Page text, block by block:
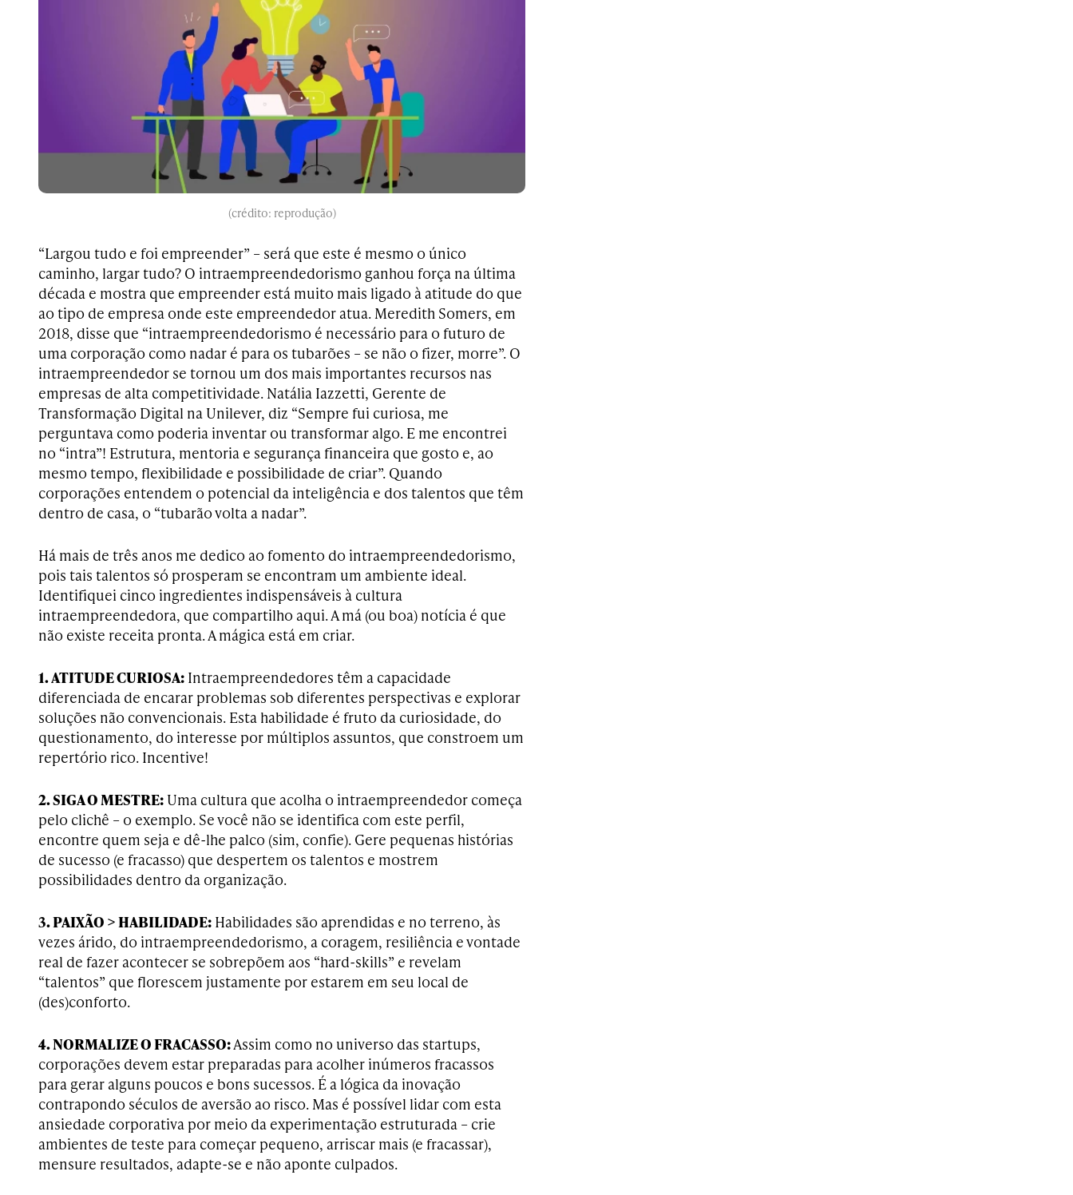
(crédito: reprodução)
“Largou tudo e foi empreender” – será que este é mesmo o único
caminho, largar tudo? O intraempreendedorismo ganhou força na última
década e mostra que empreender está muito mais ligado à atitude do que
ao tipo de empresa onde este empreendedor atua. Meredith Somers, em
2018, disse que “intraempreendedorismo é necessário para o futuro de
uma corporação como nadar é para os tubarões – se não o fizer, morre”. O
intraempreendedor se tornou um dos mais importantes recursos nas
empresas de alta competitividade. Natália Iazzetti, Gerente de
Transformação Digital na Unilever, diz “Sempre fui curiosa, me
perguntava como poderia inventar ou transformar algo. E me encontrei
no “intra”! Estrutura, mentoria e segurança financeira que gosto e, ao
mesmo tempo, flexibilidade e possibilidade de criar”. Quando
corporações entendem o potencial da inteligência e dos talentos que têm
dentro de casa, o “tubarão volta a nadar”.
Há mais de três anos me dedico ao fomento do intraempreendedorismo,
pois tais talentos só prosperam se encontram um ambiente ideal.
Identifiquei cinco ingredientes indispensáveis à cultura
intraempreendedora, que compartilho aqui. A má (ou boa) notícia é que
não existe receita pronta. A mágica está em criar.
1. ATITUDE CURIOSA: Intraempreendedores têm a capacidade
diferenciada de encarar problemas sob diferentes perspectivas e explorar
soluções não convencionais. Esta habilidade é fruto da curiosidade, do
questionamento, do interesse por múltiplos assuntos, que constroem um
repertório rico. Incentive!
2. SIGA O MESTRE:Uma cultura que acolha o intraempreendedor começa
pelo clichê – o exemplo. Se você não se identifica com este perfil,
encontre quem seja e dê-lhe palco (sim, confie). Gere pequenas histórias
de sucesso (e fracasso) que despertem os talentos e mostrem
possibilidades dentro da organização.
3. PAIXÃO > HABILIDADE: Habilidades são aprendidas e no terreno, às
vezes árido, do intraempreendedorismo, a coragem, resiliência e vontade
real de fazer acontecer se sobrepõem aos “hard-skills” e revelam
“talentos” que florescem justamente por estarem em seu local de
(des)conforto.
4. NORMALIZE O FRACASSO:Assim como no universo das startups,
corporações devem estar preparadas para acolher inúmeros fracassos
para gerar alguns poucos e bons sucessos. É a lógica da inovação
contrapondo séculos de aversão ao risco. Mas é possível lidar com esta
ansiedade corporativa por meio da experimentação estruturada – crie
ambientes de teste para começar pequeno, arriscar mais (e fracassar),
mensure resultados, adapte-se e não aponte culpados.